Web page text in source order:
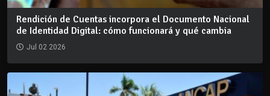
Rendición de Cuentas incorpora el Documento Nacional
de Identidad Digital: cómo funcionará y qué cambia
Jul 02 2026